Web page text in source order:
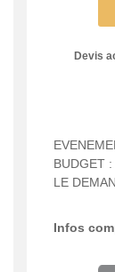
Devis
BUDGET :
LE
Infos